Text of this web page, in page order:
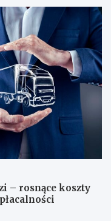
– rosnące koszty